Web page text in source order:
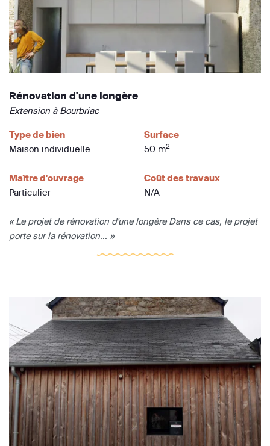
Rénovation d'une longère
Extension à Bourbriac
Type de bien
Maison individuelle
Surface
50 m2
Maître d'ouvrage
Particulier
Coût des travaux
N/A
« Le projet de rénovation d'une longère Dans ce cas, le projet
porte sur la rénovation... »